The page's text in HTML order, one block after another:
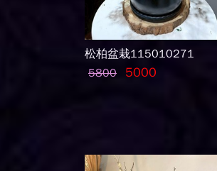
松柏盆栽115010271
5800
5000